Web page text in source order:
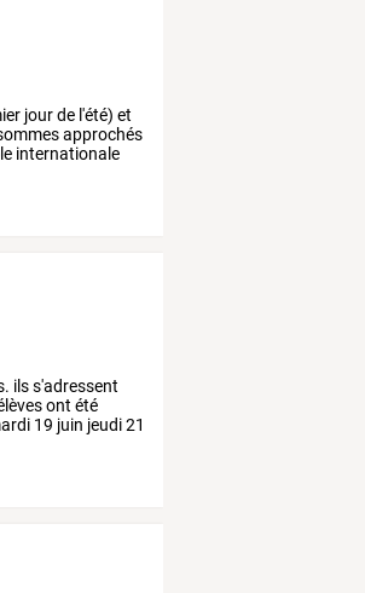
jourde l'été) et
approchés
internationale
ilss'adressent
ont été
19 juin jeudi21